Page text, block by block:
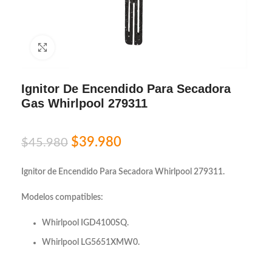
Ignitor De Encendido Para Secadora
Gas Whirlpool 279311
$45.980 $39.980
Ignitor de Encendido Para Secadora Whirlpool 279311.
Modelos compatibles:
Whirlpool IGD4100SQ.
Whirlpool LG5651XMW0.